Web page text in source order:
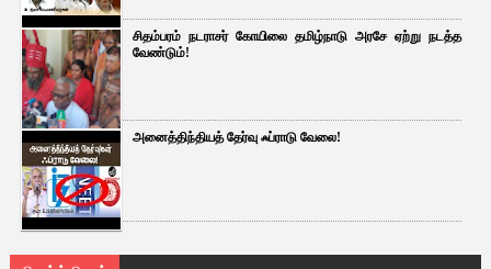
சிதம்பரம் நடராசர் கோயிலை தமிழ்நாடு அரசே ஏற்று நடத்த
வேண்டும்!
அனைத்திந்தியத் தேர்வு ஃப்ராடு வேலை!